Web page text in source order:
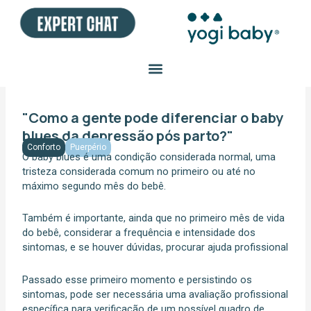
"Como a gente pode diferenciar o baby
blues da depressão pós parto?"
Conforto Puerpério
O baby blues é uma condição considerada normal, uma
tristeza considerada comum no primeiro ou até no
máximo segundo mês do bebê.
Também é importante, ainda que no primeiro mês de vida
do bebê, considerar a frequência e intensidade dos
sintomas, e se houver dúvidas, procurar ajuda profissional
Passado esse primeiro momento e persistindo os
sintomas, pode ser necessária uma avaliação profissional